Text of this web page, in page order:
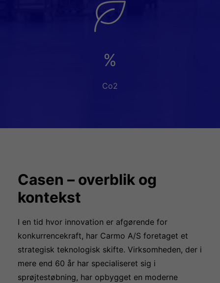
%
Co2
Casen – overblik og
kontekst
I en tid hvor innovation er afgørende for
konkurrencekraft, har Carmo A/S foretaget et
strategisk teknologisk skifte. Virksomheden, der i
mere end 60 år har specialiseret sig i
sprøjtestøbning, har opbygget en moderne